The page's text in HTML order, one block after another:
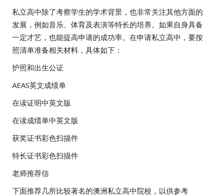
私立高中除了考察学生的学术背景，也非常关注其他方面的
发展，例如音乐、体育及表演等特长的培养。如果自身具备
一定才艺，也能提高申请的成功率。在申请私立高中，要按
照清单准备相关材料，具体如下：
护照和出生公证
AEAS英文成绩单
在读证明中英文版
在读成绩单中英文版
获奖证书彩色扫描件
特长证书彩色扫描件
老师推荐信
下面推荐几所比较著名的澳洲私立高中院校，以供参考